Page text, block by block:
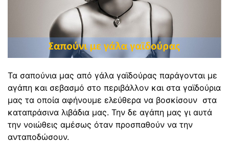
Τα σαπούνια μας από γάλα γαϊδούρας παράγονται με
αγάπη και σεβασμό στο περιβάλλον και στα γαϊδούρια
μας τα οποία αφήνουμε ελεύθερα να βοσκίσουν στα
καταπράσινα λιβάδια μας. Την δε αγάπη μας γι αυτά
την νοιώθεις αμέσως όταν προσπαθούν να την
ανταποδώσουν.